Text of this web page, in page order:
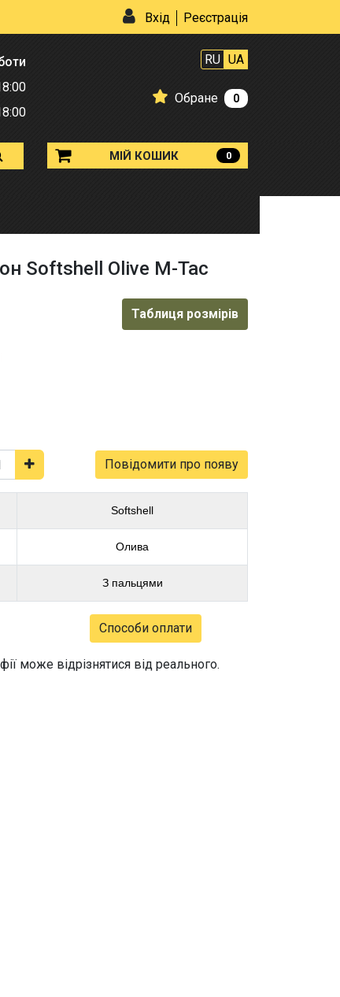
Вхід Реєстрація
RU UA
Обране 0
МІЙ КОШИК 0
Softshell Olive M-Tac
Таблиця розмірів
Повідомити про появу
Softshell
Олива
З пальцями
Способи оплати
може відрізнятися від реального.